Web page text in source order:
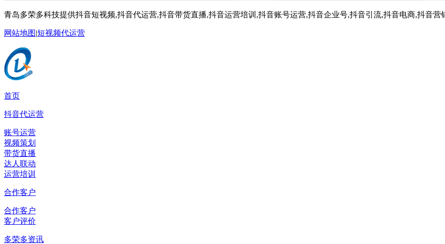
青岛多荣多科技提供抖音短视频,抖音代运营,抖音带货直播,抖音运营培训,抖音账号运营,抖音企业号,抖音引流,抖音电商,抖音营
网站地图|短视频代运营
首页
抖音代运营
账号运营
视频策划
带货直播
达人联动
运营培训
合作客户
合作客户
客户评价
多荣多资讯